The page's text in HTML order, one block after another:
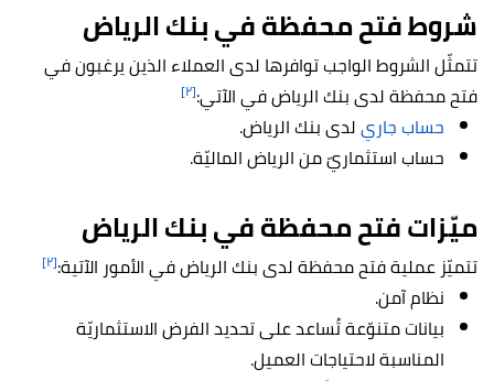
شروط فتح محفظة في بنك الرياض
تتمثّل الشروط الواجب توافرها لدى العملاء الذين يرغبون في
فتح محفظة لدى بنك الرياض في الآتي:[٢]
حساب جاريلدى بنك الرياض.
حساب استثماريّ من الرياض الماليّة.
ميّزات فتح محفظة في بنك الرياض
تتميّز عملية فتح محفظة لدى بنك الرياض في الأمور الآتية:[٢]
نظام آمن.
بيانات متنوّعة تُساعد على تحديد الفرض الاستثماريّة
المناسبة لاحتياجات العميل.